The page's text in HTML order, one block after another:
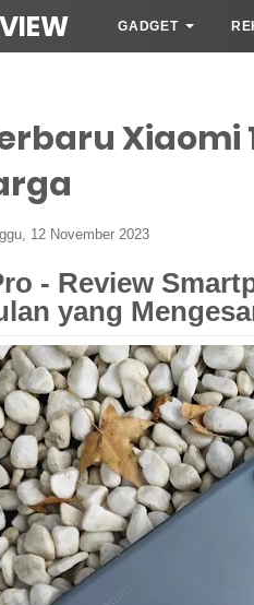
GADGET
Xiaomi
12 November 2023
- Review
yang